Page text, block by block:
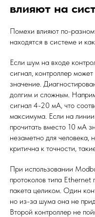
влияют на
Помехи влияют по-
находятся в системе и
Если шум на входе
сигнал, контроллер
значение.
долгим и сложным.
сигнал 4-20 мА, что
максимума. Если на
прочитать вместо 10 мА
незаметно для человека,
критична к точности,
При использовании
протоколов типа Ethernet
пакета целиком. Один
но из-за шума она не
Второй контроллер не